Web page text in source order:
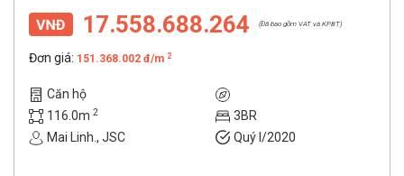
17.558.688.264 (Đã bao gồm VAT và KPBT)
Đơn giá: 151.368.002 đ/m 2
Căn hộ
116.0m 2
3BR
Mai Linh., JSC
Quý I/2020